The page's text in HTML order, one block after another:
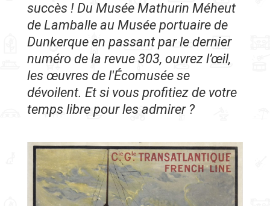
succès ! Du Musée Mathurin Méheut
de Lamballe au Musée portuaire de
Dunkerque en passant par le dernier
numéro de la revue 303, ouvrez l’œil,
les œuvres de l'Écomusée se
dévoilent. Et si vous profitiez de votre
temps libre pour les admirer ?